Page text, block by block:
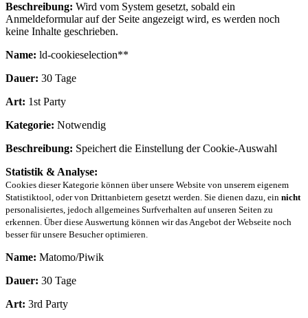
Beschreibung: Wird vom System gesetzt, sobald ein
Anmeldeformular auf der Seite angezeigt wird, es werden noch
keine Inhalte geschrieben.
Name: ld-cookieselection**
Dauer: 30 Tage
Art: 1st Party
Kategorie: Notwendig
Beschreibung: Speichert die Einstellung der Cookie-Auswahl
Statistik & Analyse:
Cookies dieser Kategorie können über unsere Website von unserem eigenem
Statistiktool, oder von Drittanbietern gesetzt werden. Sie dienen dazu, ein nicht
personalisiertes, jedoch allgemeines Surfverhalten auf unseren Seiten zu
erkennen. Über diese Auswertung können wir das Angebot der Webseite noch
besser für unsere Besucher optimieren.
Name: Matomo/Piwik
Dauer: 30 Tage
Art: 3rd Party